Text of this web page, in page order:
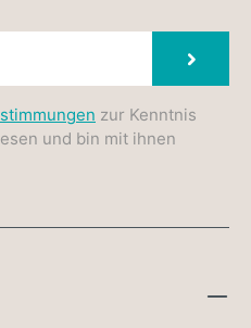
zur Kenntnis
und bin mit ihnen